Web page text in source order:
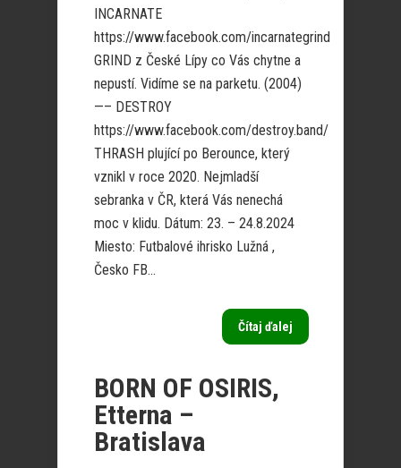
INCARNATE
https://www.facebook.com/incarnategrind
GRIND z České Lípy co Vás chytne a
nepustí. Vidíme se na parketu. (2004)
—– DESTROY
https://www.facebook.com/destroy.band/
THRASH plující po Berounce, který
vznikl v roce 2020. Nejmladší
sebranka v ČR, která Vás nenechá
moc v klidu. Dátum: 23. – 24.8.2024
Miesto: Futbalové ihrisko Lužná ,
Česko FB...
Čítaj ďalej
BORN OF OSIRIS,
Etterna –
Bratislava